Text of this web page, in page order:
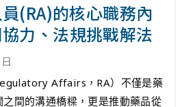
(RA)的核心職務內
力、法規挑戰解法
Affairs，RA）不僅是藥
間的溝通橋樑，更是推動藥品從